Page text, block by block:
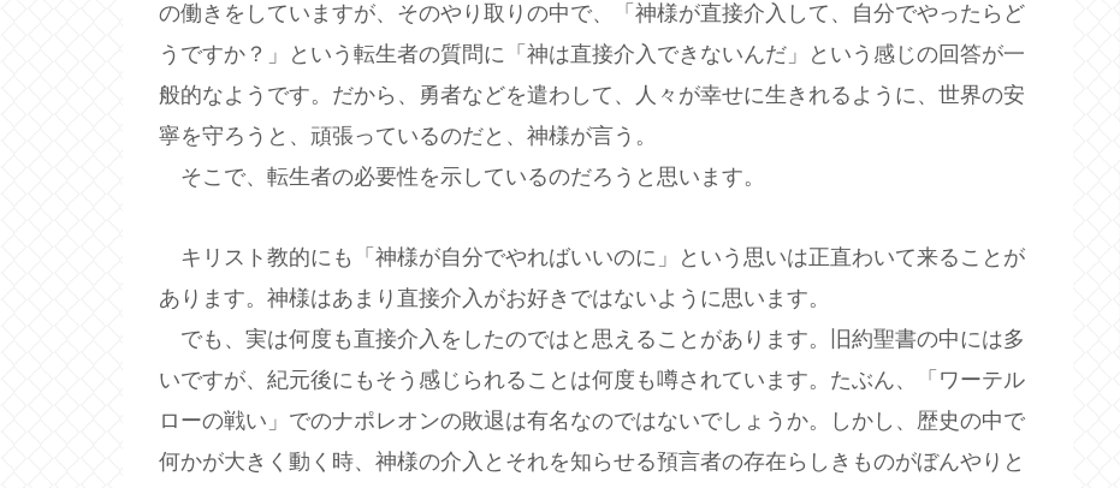
の働きをしていますが、そのやり取りの中で、「神様が直接介入して、自分でやったらど
うですか？」という転生者の質問に「神は直接介入できないんだ」という感じの回答が一
般的なようです。だから、勇者などを遣わして、人々が幸せに生きれるように、世界の安
寧を守ろうと、頑張っているのだと、神様が言う。
そこで、転生者の必要性を示しているのだろうと思います。
キリスト教的にも「神様が自分でやればいいのに」という思いは正直わいて来ることが
あります。神様はあまり直接介入がお好きではないように思います。
でも、実は何度も直接介入をしたのではと思えることがあります。旧約聖書の中には多
いですが、紀元後にもそう感じられることは何度も噂されています。たぶん、「ワーテル
ローの戦い」でのナポレオンの敗退は有名なのではないでしょうか。しかし、歴史の中で
何かが大きく動く時、神様の介入とそれを知らせる預言者の存在らしきものがぼんやりと